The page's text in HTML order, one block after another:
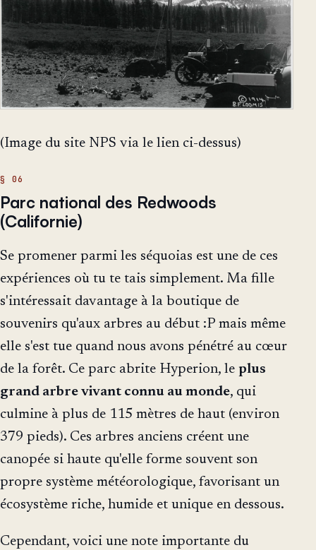
(Image du site NPS via le lien ci-dessus)
Parc national des Redwoods
(Californie)
Se promener parmi les séquoias est une de ces
expériences où tu te tais simplement. Ma fille
s'intéressait davantage à la boutique de
souvenirs qu'aux arbres au début :P mais même
elle s'est tue quand nous avons pénétré au cœur
de la forêt. Ce parc abrite Hyperion, le plus
grand arbre vivant connu au monde, qui
culmine à plus de 115 mètres de haut (environ
379 pieds). Ces arbres anciens créent une
canopée si haute qu'elle forme souvent son
propre système météorologique, favorisant un
écosystème riche, humide et unique en dessous.
Cependant, voici une note importante du